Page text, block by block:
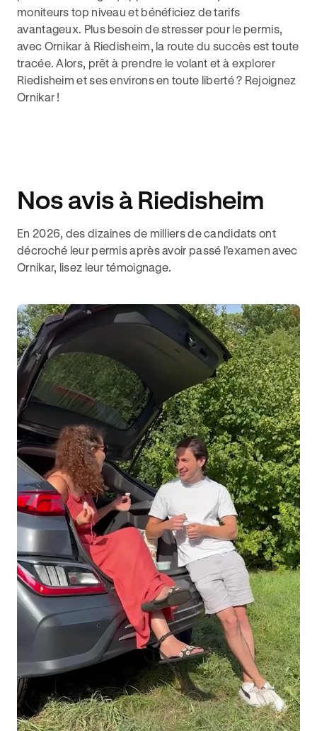
moniteurs top niveau et bénéficiez de tarifs
avantageux. Plus besoin de stresser pour le permis,
avec Ornikar à Riedisheim, la route du succès est toute
tracée. Alors, prêt à prendre le volant et à explorer
Riedisheim et ses environs en toute liberté ? Rejoignez
Ornikar !
Nos avis à Riedisheim
En 2026, des dizaines de milliers de candidats ont
décroché leur permis après avoir passé l’examen avec
Ornikar, lisez leur témoignage.